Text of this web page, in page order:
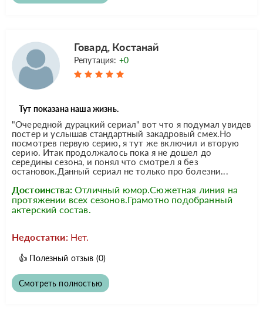
Говард, Костанай
Репутация: +0
Тут показана наша жизнь.
"Очередной дурацкий сериал" вот что я подумал увидев
постер и услышав стандартный закадровый смех.Но
посмотрев первую серию, я тут же включил и вторую
серию. Итак продолжалось пока я не дошел до
середины сезона, и понял что смотрел я без
остановок.Данный сериал не только про болезни...
Достоинства: Отличный юмор.Сюжетная линия на
протяжении всех сезонов.Грамотно подобранный
актерский состав.
Недостатки: Нет.
👍 Полезный отзыв (0)
Смотреть полностью